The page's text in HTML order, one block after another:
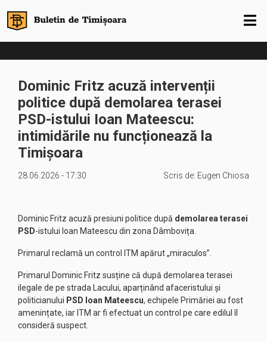
Dominic Fritz acuză intervenții
politice după demolarea terasei
PSD-istului Ioan Mateescu:
intimidările nu funcționează la
Timișoara
28.06.2026 - 17:30 Scris de: Eugen Chiosa
Dominic Fritz acuză presiuni politice după demolarea terasei
PSD-istului Ioan Mateescu din zona Dâmbovița.
Primarul reclamă un control ITM apărut „miraculos”.
Primarul Dominic Fritz susține că după demolarea terasei
ilegale de pe strada Lacului, aparținând afaceristului și
politicianului PSD Ioan Mateescu, echipele Primăriei au fost
amenințate, iar ITM ar fi efectuat un control pe care edilul îl
consideră suspect.